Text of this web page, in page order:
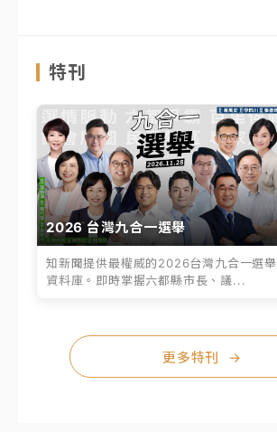
特刊
2026 台灣九合一選舉
知新聞提供最權威的2026台灣九合一選舉
資料庫。即時掌握六都縣市長、議...
更多特刊 →